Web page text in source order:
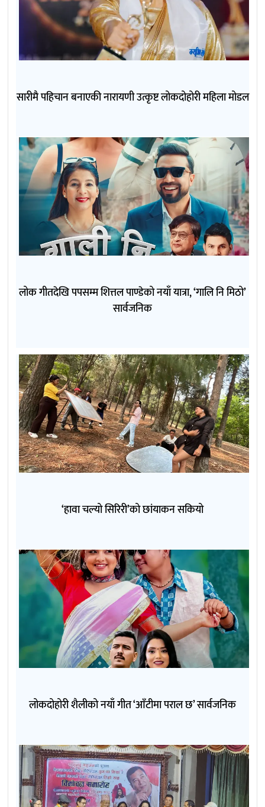
सारीमै पहिचान बनाएकी नारायणी उत्कृष्ट लोकदोहोरी महिला मोडल
लोक गीतदेखि पपसम्म शित्तल पाण्डेको नयाँ यात्रा, ‘गालि नि मिठो’
सार्वजनिक
‘हावा चल्यो सिरिरी’को छांयाकन सकियो
लोकदोहोरी शैलीको नयाँ गीत ‘आँटीमा पराल छ’ सार्वजनिक